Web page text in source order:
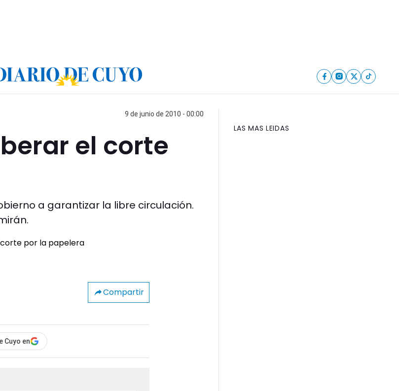
9 de junio de 2010 - 00:00
el corte
a garantizar la libre circulación.
Compartir
Cuyo en
LAS MAS LEIDAS